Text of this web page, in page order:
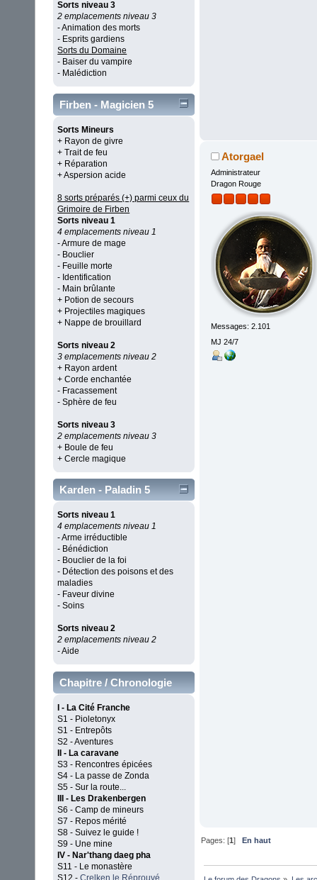
Sorts niveau 3
2 emplacements niveau 3
- Animation des morts
- Esprits gardiens
Sorts du Domaine
- Baiser du vampire
- Malédiction
Firben - Magicien 5
Sorts Mineurs
+ Rayon de givre
+ Trait de feu
+ Réparation
+ Aspersion acide
8 sorts préparés (+) parmi ceux du
Grimoire de Firben
Sorts niveau 1
4 emplacements niveau 1
- Armure de mage
- Bouclier
- Feuille morte
- Identification
- Main brûlante
+ Potion de secours
+ Projectiles magiques
+ Nappe de brouillard
Sorts niveau 2
3 emplacements niveau 2
+ Rayon ardent
+ Corde enchantée
- Fracassement
- Sphère de feu
Sorts niveau 3
2 emplacements niveau 3
+ Boule de feu
+ Cercle magique
Karden - Paladin 5
Sorts niveau 1
4 emplacements niveau 1
- Arme irréductible
- Bénédiction
- Bouclier de la foi
- Détection des poisons et des
maladies
- Faveur divine
- Soins
Sorts niveau 2
2 emplacements niveau 2
- Aide
Chapitre / Chronologie
I - La Cité Franche
S1 - Pioletonyx
S1 - Entrepôts
S2 - Aventures
II - La caravane
S3 - Rencontres épicées
S4 - La passe de Zonda
S5 - Sur la route...
III - Les Drakenbergen
S6 - Camp de mineurs
S7 - Repos mérité
S8 - Suivez le guide !
S9 - Une mine
IV - Nar'thang daeg pha
S11 - Le monastère
Atorgael
Administrateur
Dragon Rouge
Messages: 2.101
MJ 24/7
Pages: [1]En haut